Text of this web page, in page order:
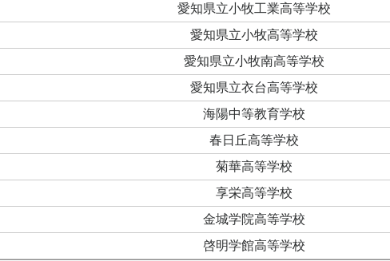
愛知県立小牧工業高等学校
愛知県立小牧高等学校
愛知県立小牧南高等学校
愛知県立衣台高等学校
海陽中等教育学校
春日丘高等学校
菊華高等学校
享栄高等学校
金城学院高等学校
啓明学館高等学校